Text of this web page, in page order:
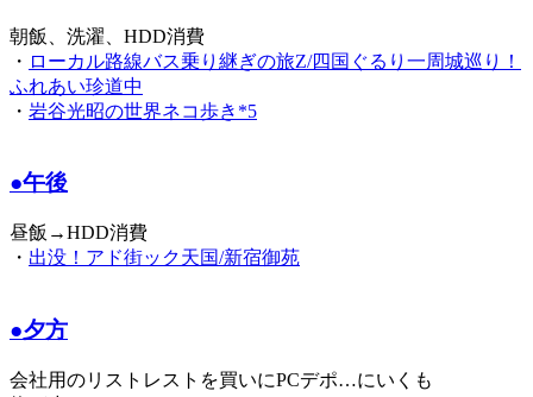
朝飯、洗濯、HDD消費
・ ローカル路線バス乗り継ぎの旅Z/四国ぐるり一周城巡り！
ふれあい珍道中
・ 岩谷光昭の世界ネコ歩き*5
●午後
昼飯→HDD消費
・ 出没！アド街ック天国/新宿御苑
●夕方
会社用のリストレストを買いにPCデポ…にいくも